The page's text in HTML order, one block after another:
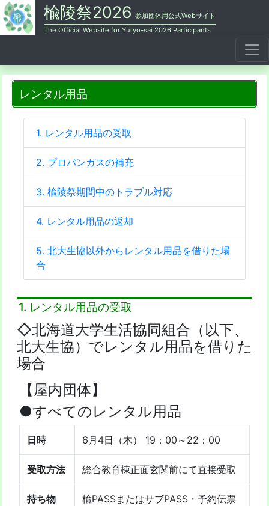
楡陵祭2026 参加団体用公式Webサイト
The Official Website for Yuryo-sai 2026 Participants
レンタル用品
1. レンタル用品の受取
2. プロパンガスの補充
3. 楡陵祭期間中のトラブル対応
4. レンタル用品の返却
5. 北大生協以外からレンタル用品を借りた場
合
1. レンタル用品の受取
◇北海道大学生活協同組合（以下、
北大生協）でレンタル用品を借りた
場合
【屋内団体】
●すべてのレンタル用品
日時 6月4日（木） 19：00～22：00
受取方法 総合教育棟正面玄関前にて直接受取
持ち物 楡PASSまたはサブPASS・予約伝票